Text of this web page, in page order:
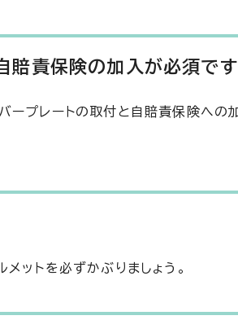
賠責保険の加入が必須です
ープレートの取付と自賠責保険への
ットを必ずかぶりましょう。